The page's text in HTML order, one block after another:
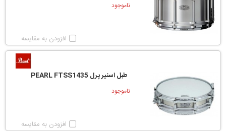
ناموجود
افزودن به مقایسه
طبل اسنیر پرل PEARL FTSS1435
ناموجود
افزودن به مقایسه